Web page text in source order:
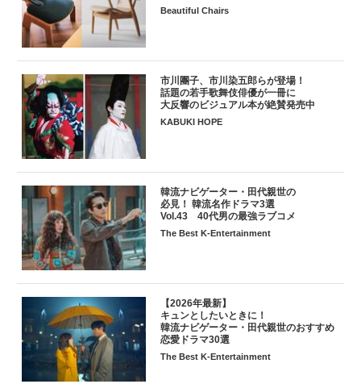
Beautiful Chairs
市川團子、市川染五郎らが登場！
話題の若手歌舞伎俳優が一冊に
大反響のビジュアル本が絶賛発売中
KABUKI HOPE
韓流ナビゲーター・田代親世の
必見！ 韓流名作ドラマ3選
Vol.43 40代男の最強ラブコメ
The Best K-Entertainment
【2026年最新】
キュンとしたいときに！
韓流ナビゲーター・田代親世のおすすめ
恋愛ドラマ30選
The Best K-Entertainment